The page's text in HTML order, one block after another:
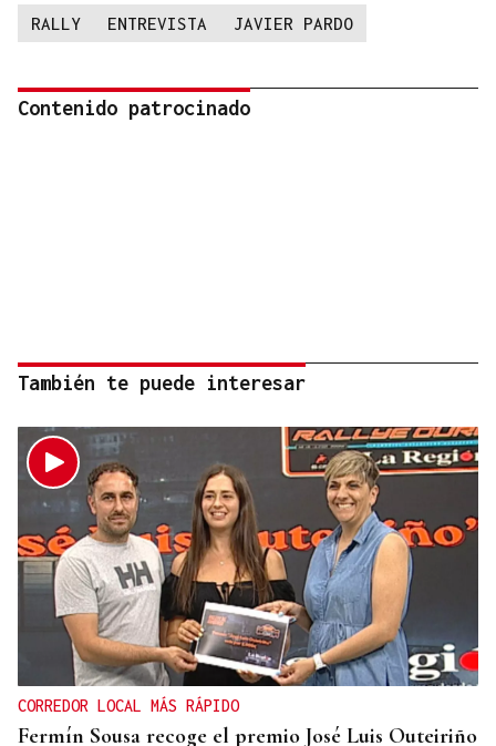
RALLY ENTREVISTA JAVIER PARDO
Contenido patrocinado
También te puede interesar
CORREDOR LOCAL MÁS RÁPIDO
Fermín Sousa recoge el premio José Luis Outeiriño